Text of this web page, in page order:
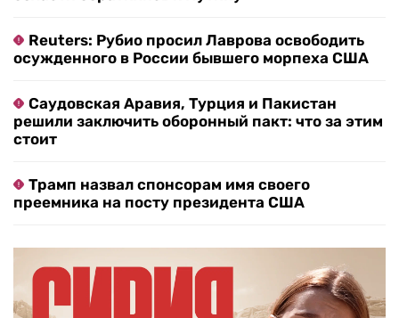
Reuters: Рубио просил Лаврова освободить
осужденного в России бывшего морпеха США
Саудовская Аравия, Турция и Пакистан
решили заключить оборонный пакт: что за этим
стоит
Трамп назвал спонсорам имя своего
преемника на посту президента США